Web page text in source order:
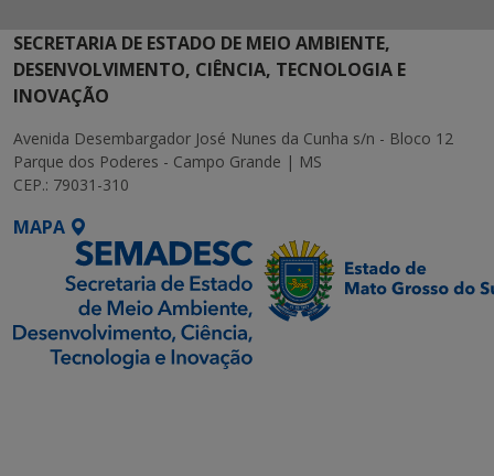
SECRETARIA DE ESTADO DE MEIO AMBIENTE,
DESENVOLVIMENTO, CIÊNCIA, TECNOLOGIA E
INOVAÇÃO
Avenida Desembargador José Nunes da Cunha s/n - Bloco 12
Parque dos Poderes - Campo Grande | MS
CEP.: 79031-310
MAPA